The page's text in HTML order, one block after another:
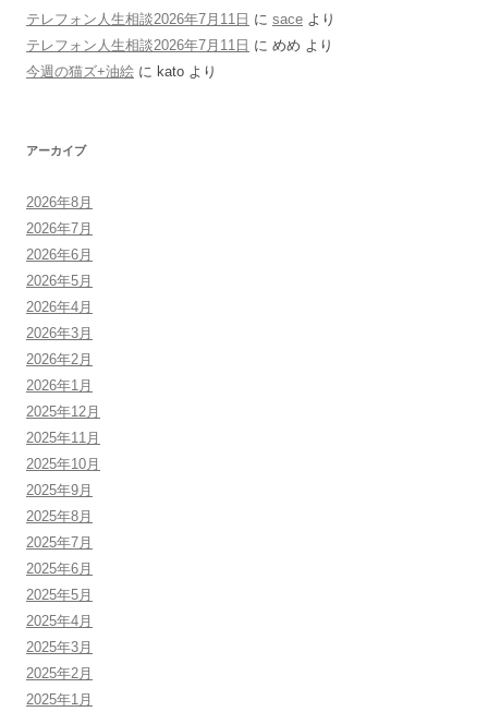
テレフォン人生相談2026年7月11日 に sace より
テレフォン人生相談2026年7月11日 に めめ より
今週の猫ズ+油絵 に kato より
アーカイブ
2026年8月
2026年7月
2026年6月
2026年5月
2026年4月
2026年3月
2026年2月
2026年1月
2025年12月
2025年11月
2025年10月
2025年9月
2025年8月
2025年7月
2025年6月
2025年5月
2025年4月
2025年3月
2025年2月
2025年1月